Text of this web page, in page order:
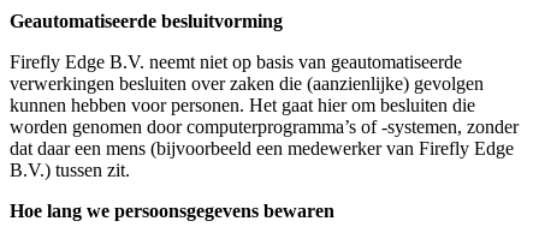
Geautomatiseerde besluitvorming
Firefly Edge B.V. neemt niet op basis van geautomatiseerde
verwerkingen besluiten over zaken die (aanzienlijke) gevolgen
kunnen hebben voor personen. Het gaat hier om besluiten die
worden genomen door computerprogramma’s of -systemen, zonder
dat daar een mens (bijvoorbeeld een medewerker van Firefly Edge
B.V.) tussen zit.
Hoe lang we persoonsgegevens bewaren